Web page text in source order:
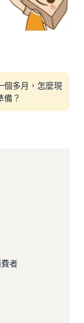
個多月，怎麼現
備？
者